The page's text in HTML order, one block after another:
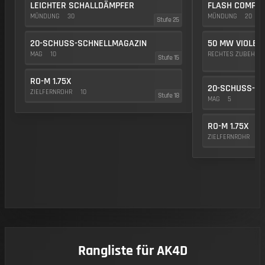
LEICHTER SCHALLDÄMPFER
MÜNDUNG 30 Stufe 25
20-SCHUSS-SCHNELLMAGAZIN
MAG 10 Stufe 15
RO-M 1.75X
ZIELFERNROHR 10 Stufe 18
FLASH COMP
MÜNDUNG 20
50 MW VIOLET
RECHTES ZUBEHÖR
20-SCHUSS-
MAG 5
RO-M 1.75X
ZIELFERNROHR
Rangliste für AK4D